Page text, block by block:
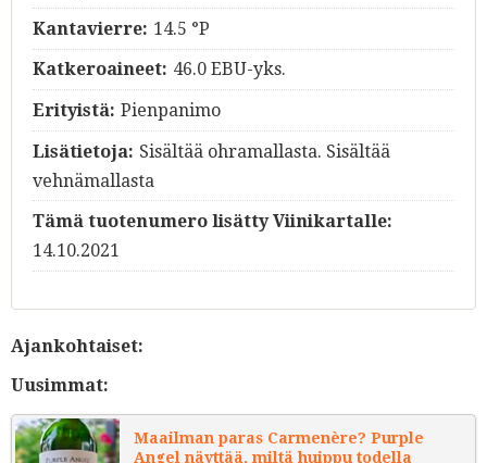
Kantavierre: 14.5 °P
Katkeroaineet: 46.0 EBU-yks.
Erityistä: Pienpanimo
Lisätietoja: Sisältää ohramallasta. Sisältää
vehnämallasta
Tämä tuotenumero lisätty Viinikartalle:
14.10.2021
Ajankohtaiset:
Uusimmat:
Maailman paras Carmenère? Purple
Angel näyttää, miltä huippu todella